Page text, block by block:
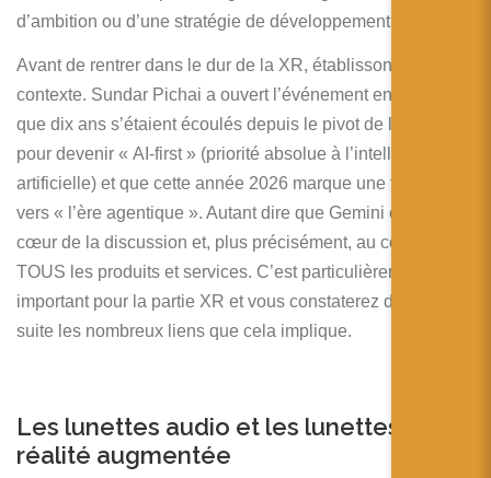
d’ambition ou d’une stratégie de développement robuste.
Avant de rentrer dans le dur de la XR, établissons le
contexte. Sundar Pichai a ouvert l’événement en rappelant
que dix ans s’étaient écoulés depuis le pivot de l’entreprise
pour devenir « AI-first » (priorité absolue à l’intelligence
artificielle) et que cette année 2026 marque une transition
vers « l’ère agentique ». Autant dire que Gemini était au
cœur de la discussion et, plus précisément, au cœur de
TOUS les produits et services. C’est particulièrement
important pour la partie XR et vous constaterez dans la
suite les nombreux liens que cela implique.
Les lunettes audio et les lunettes de
réalité augmentée